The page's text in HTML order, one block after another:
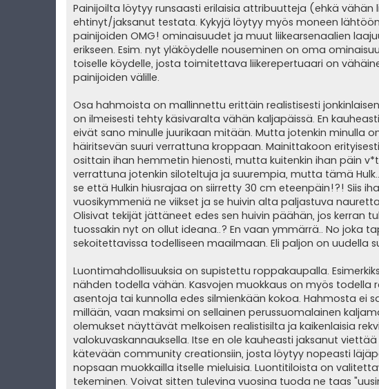
Painijoilta löytyy runsaasti erilaisia attribuutteja (ehkä vähän
ehtinyt/jaksanut testata. Kykyjä löytyy myös moneen
painijoiden OMG! ominaisuudet ja muut liikearsenaalien
erikseen. Esim. nyt yläköydelle nouseminen on oma
toiselle köydelle, josta toimitettava liikerepertuaari on
painijoiden välille.
Osa hahmoista on mallinnettu erittäin realistisesti
on ilmeisesti tehty käsivaralta vähän kaljapäissä. En
eivät sano minulle juurikaan mitään. Mutta jotenkin minulla
häiritsevän suuri verrattuna kroppaan. Mainittakoon
osittain ihan hemmetin hienosti, mutta kuitenkin ihan päin
verrattuna jotenkin siloteltuja ja suurempia, mutta tämä
se että Hulkin hiusrajaa on siirretty 30 cm eteenpäin!?! Siis
vuosikymmeniä ne viikset ja se huivin alta paljastuva
Olisivat tekijät jättäneet edes sen huivin päähän, jos kerran
tuossakin nyt on ollut ideana..? En vaan ymmärrä.. No joka
sekoitettavissa todelliseen maailmaan. Eli paljon on uudella
Luontimahdollisuuksia on supistettu roppakaupalla.
nähden todella vähän. Kasvojen muokkaus on myös todella
asentoja tai kunnolla edes silmienkään kokoa. Hahmosta ei
millään, vaan maksimi on sellainen perussuomalainen
olemukset näyttävät melkoisen realistisilta ja kaikenlaisia
valokuvaskannauksella. Itse en ole kauheasti jaksanut
kätevään community creationsiin, josta löytyy nopeasti
nopsaan muokkailla itselle mieluisia. Luontitiloista on
tekeminen. Voivat sitten tulevina vuosina tuoda ne taas